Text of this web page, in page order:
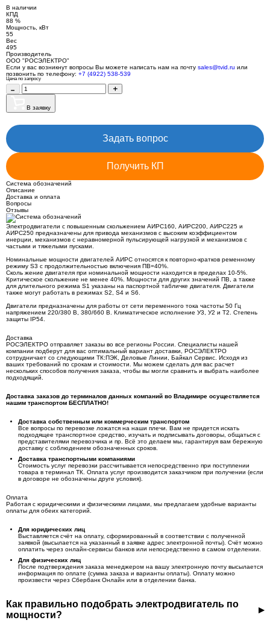
В наличии
КПД
88 %
Мощность, кВт
55
Вес
495
Производитель
ООО "РОСЭЛЕКТРО"
Если у вас возникнут вопросы Вы можете написать нам на почту sales@tvid.ru или
позвонить по телефону: +7 (4922) 538-539
Цена по запросу
В заявку
Задать вопрос
Получить КП
Система обозначений
Описание
Доставка и оплата
Вопросы
Отзывы
Электродвигатели с повышенным скольжением АИРС160, АИРС200, АИРС225 и
АИРС250 предназначены для привода механизмов с высоким коэффициентом
инерции, механизмов с неравномерной пульсирующей нагрузкой и механизмов с
частыми и тяжелыми пусками.
Номинальные мощности двигателей АИРС относятся к повторно-кратков ременному
режиму S3 с продолжительностью включения ПВ=40%.
Сколь жение двигателя при номинальной мощности находится в пределах 10-5%.
Критическое скольжение не менее 40%. Мощности для других значений ПВ, а также
для длительного режима S1 указаны на паспортной табличке двигателя. Двигатели
также могут работать в режимах S2, S4 и S6.
Двигатели предназначены для работы от сети переменного тока частоты 50 Гц
напряжением 220/380 В, 380/660 В. Климатическое исполнение У3, У2 и Т2. Степень
защиты IP54.
Доставка
РОСЭЛЕКТРО отправляет заказы во все регионы России. Специалисты нашей
компании подберут для вас оптимальный вариант доставки, РОСЭЛЕКТРО
сотрудничает со следующими ТК:ПЭК, Деловые Линии, Байкал Сервис. Исходя из
ваших требований по срокам и стоимости. Мы можем сделать для вас расчет
нескольких способов получения заказа, чтобы вы могли сравнить и выбрать наиболее
подходящий.
Доставка заказов до терминалов данных компаний во Владимире осуществляется
нашим транспортом БЕСПЛАТНО!
Доставка собственным или коммерческим транспортом
Все вопросы по перевозке ложатся на наши плечи. Вам не придется искать
подходящее транспортное средство, изучать и подписывать договоры, общаться с
представителями перевозчика и пр. Всё это делаем мы, гарантируя вам бережную
доставку с соблюдением обозначенных сроков.
Доставка транспортными компаниями
Стоимость услуг перевозки рассчитывается непосредственно при поступлении
товара в терминал ТК. Оплата услуг производится заказчиком при получении (если
в договоре не обозначены друге условия).
Оплата
Работая с юридическими и физическими лицами, мы предлагаем удобные варианты
оплаты для обеих категорий.
Для юридических лиц
Выставляется счёт на оплату, сформированный в соответствии с полученной
заявкой (высылается на указанный в заявке адрес электронной почты). Счёт можно
оплатить через онлайн-сервисы банков или непосредственно в самом отделении.
Для физических лиц
После подтверждения заказа менеджером на вашу электронную почту высылается
информация по оплате (сумма заказа и варианты оплаты). Оплату можно
произвести через Сбербанк Онлайн или в отделении банка.
Как правильно подобрать электродвигатель по
мощности?